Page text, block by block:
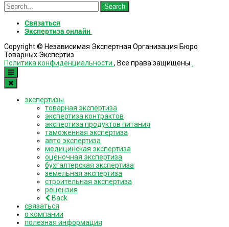
Search
for:
Связаться
Экспертиза онлайн
Copyright © Независимая Экспертная Организация Бюро
Товарных Экспертиз
Политика конфиденциальности , Все права защищены
экспертизы
товарная экспертиза
экспертиза контрактов
экспертиза продуктов питания
таможенная экспертиза
авто экспертиза
медицинская экспертиза
оценочная экспертиза
бухгалтерская экспертиза
земельная экспертиза
строительная экспертиза
рецензия
Back
связаться
о компании
полезная информация